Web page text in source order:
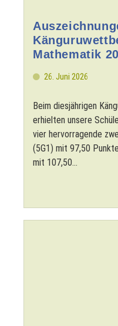
Mathematik
26. Juni 2026
Beim diesjährigen
erhielten unsere
vier hervorragende
(5G1) mit 97,50
mit 107,50...